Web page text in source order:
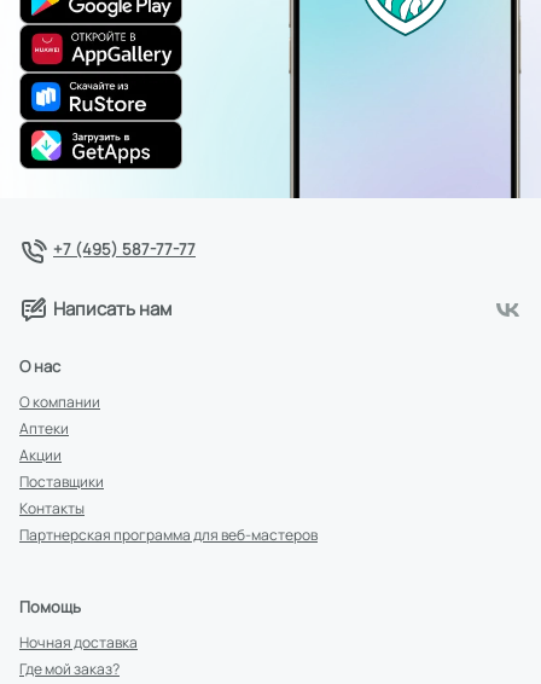
+7 (495) 587-77-77
Написать нам
О нас
О компании
Аптеки
Акции
Поставщики
Контакты
Партнерская программа для веб-мастеров
Помощь
Ночная доставка
Где мой заказ?